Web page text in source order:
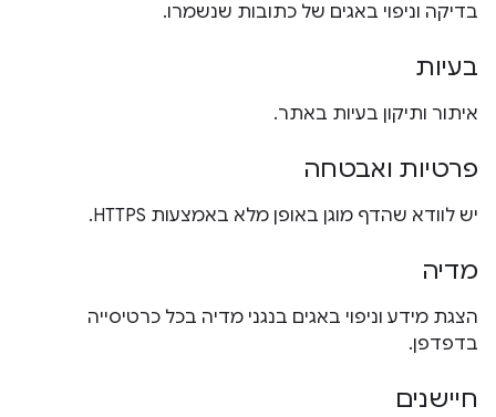
בדיקה וניפוי באגים של כתובות שנשמרו.
בעיות
איתור ותיקון בעיות באתר.
פרטיות ואבטחה
יש לוודא שהדף מוגן באופן מלא באמצעות HTTPS.
מדיה
הצגת מידע וניפוי באגים בנגני מדיה בכל כרטיסייה
בדפדפן.
חיישנים